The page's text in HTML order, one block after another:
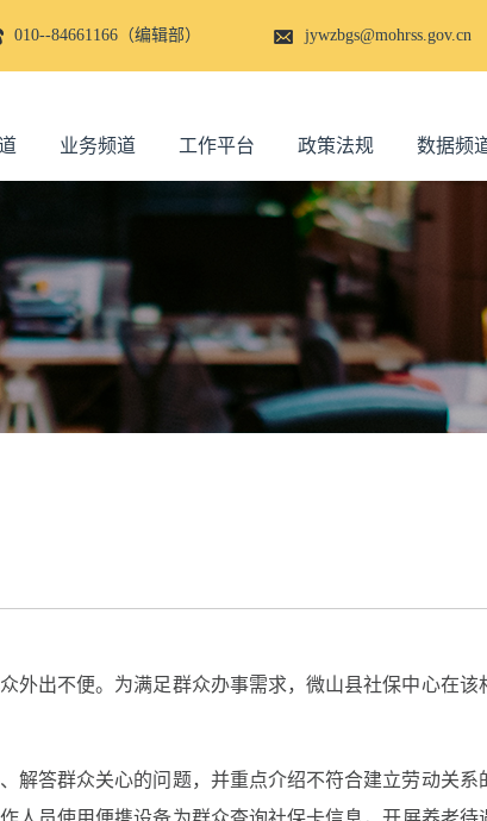
010--84661166（编辑部） jywzbgs@mohrss.gov.cn
业务频道 工作平台 政策法规 数据频
外出不便。为满足群众办事需求，微山县社保中心在该
解答群众关心的问题，并重点介绍不符合建立劳动关系